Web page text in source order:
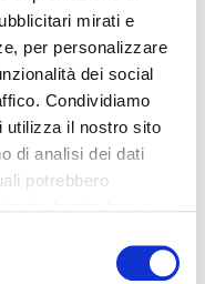
mirati e
per personalizzare
dei social
Condividiamo
utilizza il nostro sito
di analisi dei dati
potrebbero
l’accettazione
riportare errori
della base
telefonicamente o via
prezzo e dotazione del
per eventuali
in alcun modo un
Ogni vettura è a
o per un eventuale